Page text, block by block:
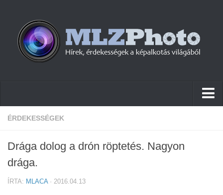
Hírek
Cikkek
Szoftver
ÉRDEKESSÉGEK
Drága dolog a drón röptetés. Nagyon
drága.
ÍRTA: MLACA· 2016.04.13